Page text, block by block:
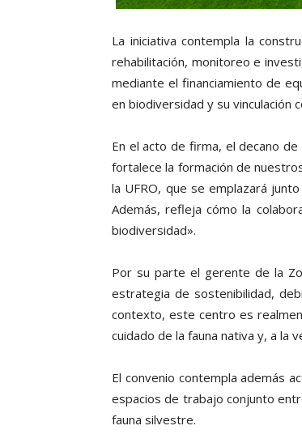
La iniciativa contempla la
rehabilitación, monitoreo e
mediante el financiamiento de
en biodiversidad y su vinculación
En el acto de firma, el decano
fortalece la formación de
la UFRO, que se emplazará
Además, refleja cómo la
biodiversidad».
Por su parte el gerente de la
estrategia de sostenibilidad,
contexto, este centro es
cuidado de la fauna nativa y, a la
El convenio contempla además
espacios de trabajo conjunto
fauna silvestre.